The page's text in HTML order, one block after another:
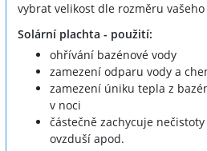
vybrat velikost dle rozměru
Solární plachta - použití:
ohřívání bazénové vody
zamezení odparu vody a
zamezení úniku tepla z
v noci
částečně zachycuje
ovzduší apod.